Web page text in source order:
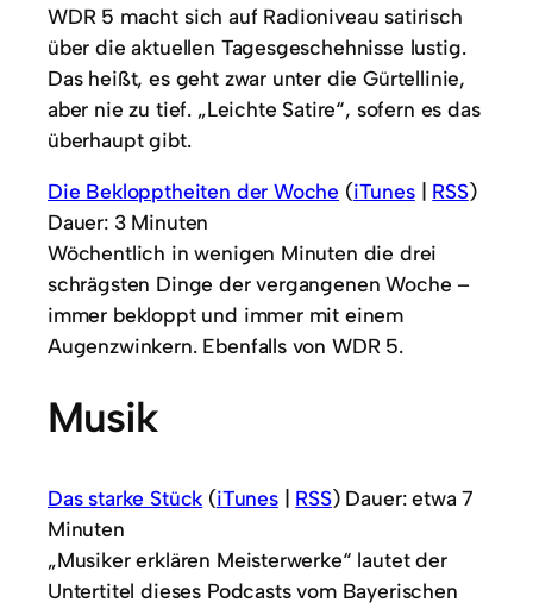
WDR 5 macht sich auf Radioniveau satirisch
über die aktuellen Tagesgeschehnisse lustig.
Das heißt, es geht zwar unter die Gürtellinie,
aber nie zu tief. „Leichte Satire“, sofern es das
überhaupt gibt.
Die Beklopptheiten der Woche (iTunes| RSS)
Dauer: 3 Minuten
Wöchentlich in wenigen Minuten die drei
schrägsten Dinge der vergangenen Woche –
immer bekloppt und immer mit einem
Augenzwinkern. Ebenfalls von WDR 5.
Musik
Das starke Stück (iTunes| RSS) Dauer: etwa 7
Minuten
„Musiker erklären Meisterwerke“ lautet der
Untertitel dieses Podcasts vom Bayerischen